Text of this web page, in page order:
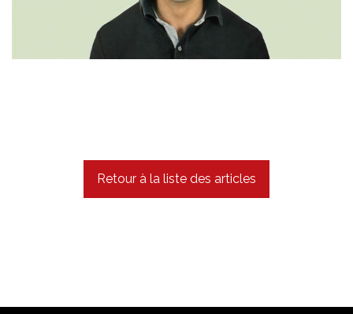
Retour à la liste des articles